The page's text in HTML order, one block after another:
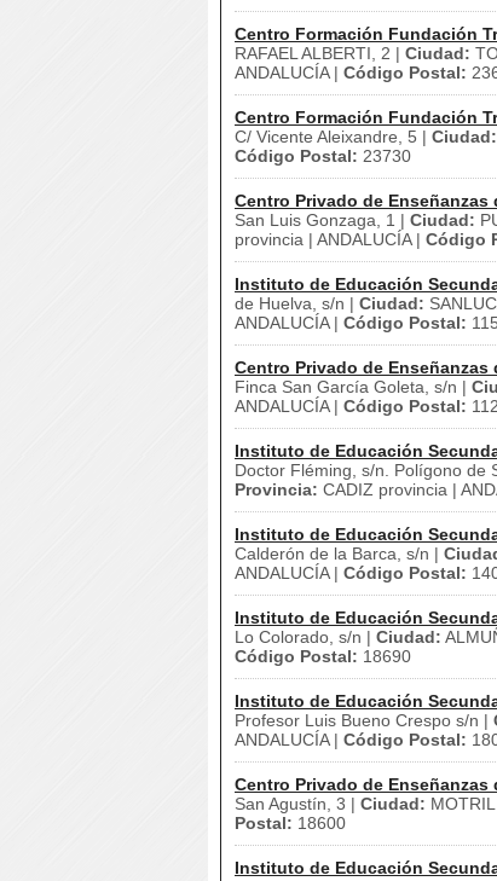
Centro Formación Fundación
RAFAEL ALBERTI, 2 | Ciudad:
ANDALUCÍA | Código Postal:
Centro Formación Fundación
C/ Vicente Aleixandre, 5 | Ciudad:
Código Postal: 23730
Centro Privado de Enseñanzas
San Luis Gonzaga, 1 | Ciudad:
provincia | ANDALUCÍA | Código
Instituto de Educación
de Huelva, s/n | Ciudad:
ANDALUCÍA | Código Postal:
Centro Privado de Enseñanzas
Finca San García Goleta, s/n |
ANDALUCÍA | Código Postal:
Instituto de Educación
Doctor Fléming, s/n. Polígono de
Provincia: CADIZ provincia |
Instituto de Educación
Calderón de la Barca, s/n |
ANDALUCÍA | Código Postal:
Instituto de Educación
Lo Colorado, s/n | Ciudad:
Código Postal: 18690
Instituto de Educación
Profesor Luis Bueno Crespo s/n |
ANDALUCÍA | Código Postal:
Centro Privado de Enseñanzas
San Agustín, 3 | Ciudad:
Postal: 18600
Instituto de Educación